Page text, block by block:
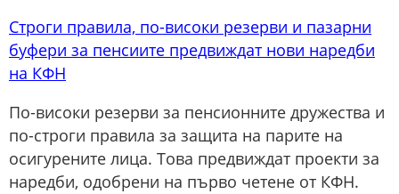
Строги правила, по-високи резерви и пазарни
буфери за пенсиите предвиждат нови наредби
на КФН
По-високи резерви за пенсионните дружества и
по-строги правила за защита на парите на
осигурените лица. Това предвиждат проекти за
наредби, одобрени на първо четене от КФН.